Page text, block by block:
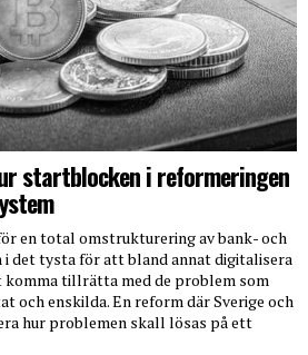
startblocken i reformeringen
en total omstrukturering av bank- och
i det tysta för att bland annat digitalisera
komma tillrätta med de problem som
och enskilda. En reform där Sverige och
hur problemen skall lösas på ett